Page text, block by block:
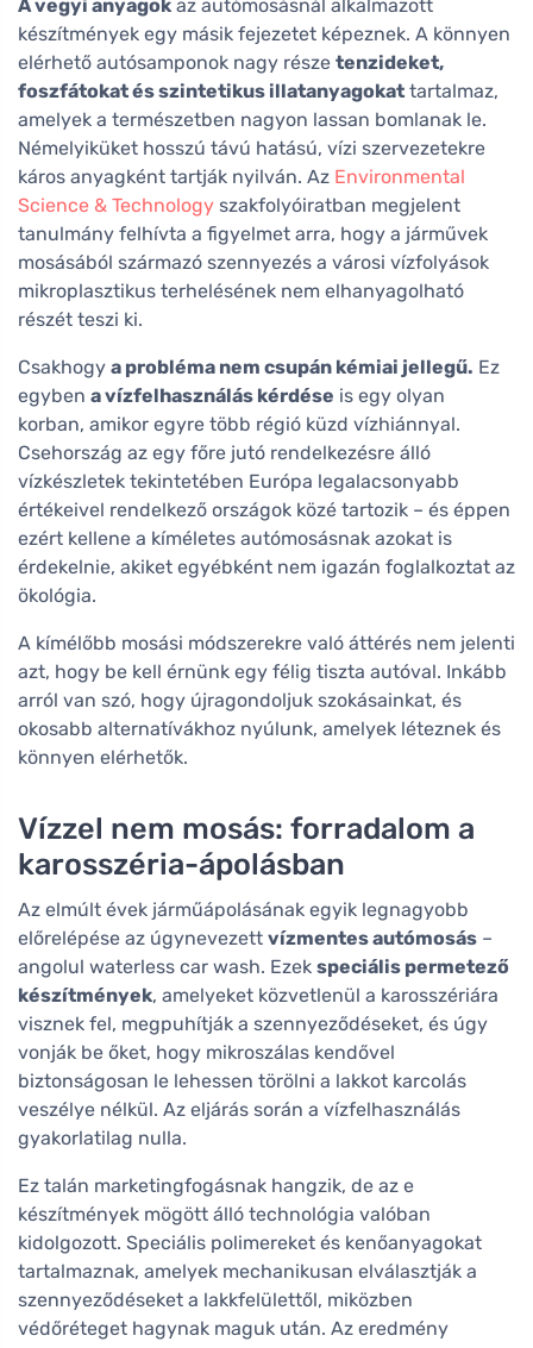
A vegyi anyagok az autómosásnál alkalmazott
készítmények egy másik fejezetet képeznek. A könnyen
elérhető autósamponok nagy része tenzideket,
foszfátokat és szintetikus illatanyagokat tartalmaz,
amelyek a természetben nagyon lassan bomlanak le.
Némelyiküket hosszú távú hatású, vízi szervezetekre
káros anyagként tartják nyilván. Az Environmental
Science & Technology szakfolyóiratban megjelent
tanulmány felhívta a figyelmet arra, hogy a járművek
mosásából származó szennyezés a városi vízfolyások
mikroplasztikus terhelésének nem elhanyagolható
részét teszi ki.
Csakhogy a probléma nem csupán kémiai jellegű. Ez
egyben a vízfelhasználás kérdése is egy olyan
korban, amikor egyre több régió küzd vízhiánnyal.
Csehország az egy főre jutó rendelkezésre álló
vízkészletek tekintetében Európa legalacsonyabb
értékeivel rendelkező országok közé tartozik – és éppen
ezért kellene a kíméletes autómosásnak azokat is
érdekelnie, akiket egyébként nem igazán foglalkoztat az
ökológia.
A kímélőbb mosási módszerekre való áttérés nem jelenti
azt, hogy be kell érnünk egy félig tiszta autóval. Inkább
arról van szó, hogy újragondoljuk szokásainkat, és
okosabb alternatívákhoz nyúlunk, amelyek léteznek és
könnyen elérhetők.
Vízzel nem mosás: forradalom a
karosszéria-ápolásban
Az elmúlt évek járműápolásának egyik legnagyobb
előrelépése az úgynevezett vízmentes autómosás –
angolul waterless car wash. Ezek speciális permetező
készítmények, amelyeket közvetlenül a karosszériára
visznek fel, megpuhítják a szennyeződéseket, és úgy
vonják be őket, hogy mikroszálas kendővel
biztonságosan le lehessen törölni a lakkot karcolás
veszélye nélkül. Az eljárás során a vízfelhasználás
gyakorlatilag nulla.
Ez talán marketingfogásnak hangzik, de az e
készítmények mögött álló technológia valóban
kidolgozott. Speciális polimereket és kenőanyagokat
tartalmaznak, amelyek mechanikusan elválasztják a
szennyeződéseket a lakkfelülettől, miközben
védőréteget hagynak maguk után. Az eredmény